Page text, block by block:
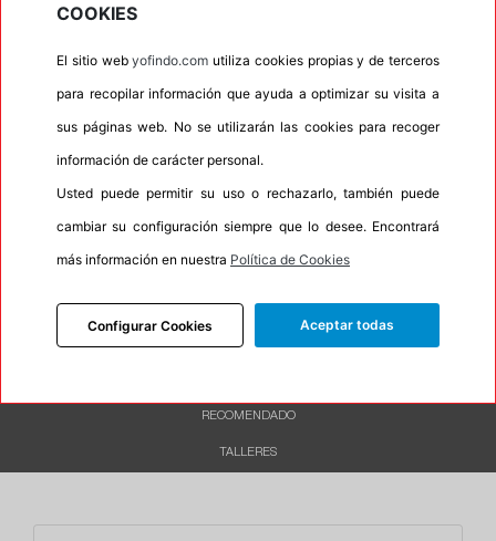
Calidad PREMIUM
P.O.R. No
Oportunidad No
Homologación MERCEDES
Etiqueta energética Información Eprel
INFORMACIÓN
DESCRIPCIÓN
RECOMENDADO
TALLERES
COOKIES
El sitio webyofindo.com utiliza cookies propias y de terceros
para recopilar información que ayuda a optimizar su visita a
sus páginas web. No se utilizarán las cookies para recoger
información de carácter personal.
Usted puede permitir su uso o rechazarlo, también puede
cambiar su configuración siempre que lo desee. Encontrará
más información en nuestra Política de Cookies
Configurar Cookies Aceptar todas